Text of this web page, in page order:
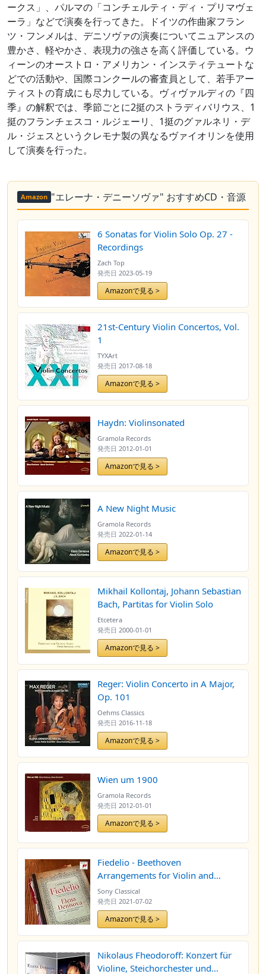
ークス」、パルマの「コンチェルティ・ディ・プリマヴェ
ーラ」などで演奏を行ってきた。ドイツの作曲家フラン
ツ・フンメルは、デニソヴァの演奏についてニュアンスの
豊かさ、軽やかさ、表現力の強さを高く評価している。ウ
ィーンのオーストロ・アメリカン・インスティテュートな
どでの活動や、国際コンクールの審査員として、若手アー
ティストの育成にも尽力している。ヴィヴァルディの『四
季』の解釈では、季節ごとに2挺のストラディバリウス、1
挺のフランチェスコ・ルジェーリ、1挺のグァルネリ・デ
ル・ジェスというクレモナ製の異なるヴァイオリンを使用
して演奏を行った。
Amazon "エレーナ・デニーソヴァ" おすすめCD・音源
6 Sonatas for Violin Solo Op. 27 -
Recordings
Zach Top
発売日 2023-05-19
Amazonで見る >
21st-Century Violin Concertos, Vol.
1
TYXArt
発売日 2017-08-18
Amazonで見る >
Haydn: Violinsonated
Gramola Records
発売日 2012-01-01
Amazonで見る >
A New Night Music
Gramola Records
発売日 2022-01-14
Amazonで見る >
Mikhail Kollontaj, Johann Sebastian
Bach, Partitas for Violin Solo
Etcetera
発売日 2000-01-01
Amazonで見る >
Reger: Violin Concerto in A Major,
Op. 101
Oehms Classics
発売日 2016-11-18
Amazonで見る >
Wien um 1900
Gramola Records
発売日 2012-01-01
Amazonで見る >
Fiedelio - Beethoven
Arrangements for Violin and
Orchestra
Sony Classical
発売日 2021-07-02
Amazonで見る >
Nikolaus Fheodoroff: Konzert für
Violine, Steichorchester und